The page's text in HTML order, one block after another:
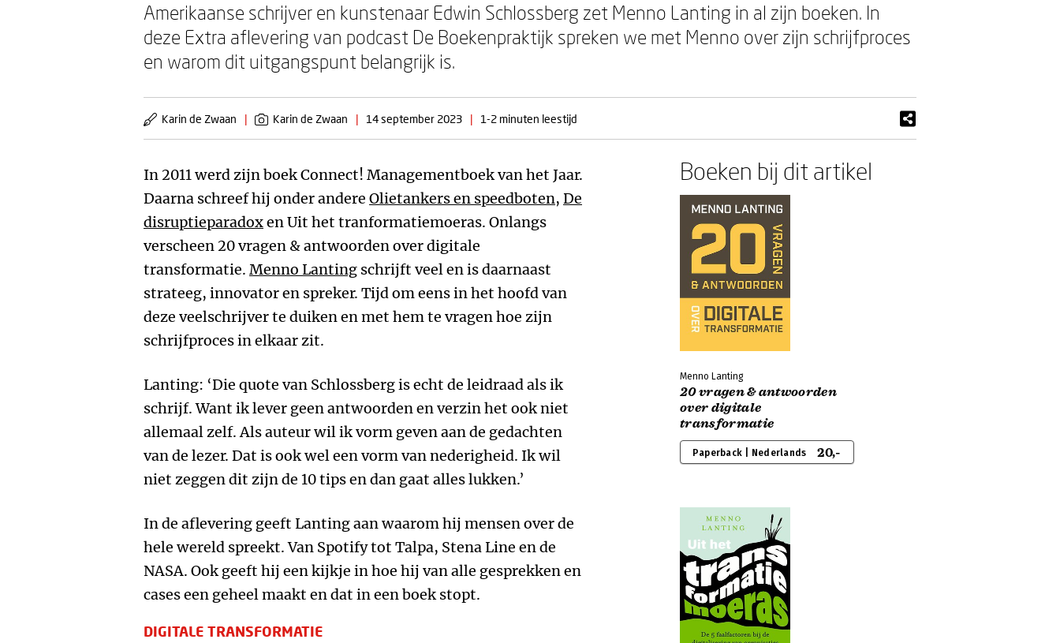
Amerikaanse schrijver en kunstenaar Edwin Schlossberg zet Menno Lanting in al zijn boeken. In
deze Extra aflevering van podcast De Boekenpraktijk spreken we met Menno over zijn schrijfproces
en warom dit uitgangspunt belangrijk is.
Karin de Zwaan | Karin de Zwaan | 14 september 2023 | 1-2 minuten leestijd
In 2011 werd zijn boek Connect! Managementboek van het Jaar.
Daarna schreef hij onder andere Olietankers en speedboten, De
disruptieparadoxen Uit het tranformatiemoeras. Onlangs
verscheen 20 vragen & antwoorden over digitale
transformatie. Menno Lanting schrijft veel en is daarnaast
strateeg, innovator en spreker. Tijd om eens in het hoofd van
deze veelschrijver te duiken en met hem te vragen hoe zijn
schrijfproces in elkaar zit.
Lanting: ‘Die quote van Schlossberg is echt de leidraad als ik
schrijf. Want ik lever geen antwoorden en verzin het ook niet
allemaal zelf. Als auteur wil ik vorm geven aan de gedachten
van de lezer. Dat is ook wel een vorm van nederigheid. Ik wil
niet zeggen dit zijn de 10 tips en dan gaat alles lukken.’
In de aflevering geeft Lanting aan waarom hij mensen over de
hele wereld spreekt. Van Spotify tot Talpa, Stena Line en de
NASA. Ook geeft hij een kijkje in hoe hij van alle gesprekken en
cases een geheel maakt en dat in een boek stopt.
DIGITALE TRANSFORMATIE
Boeken bij dit artikel
Menno Lanting
20 vragen & antwoorden
over digitale
transformatie
Paperback | Nederlands 20,-